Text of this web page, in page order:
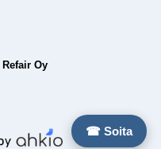
☎ Soita
Refair Oy